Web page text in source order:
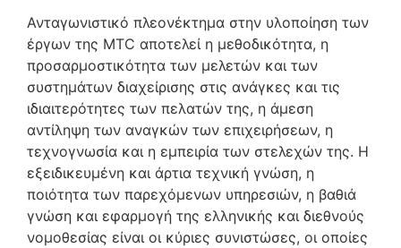
Ανταγωνιστικό πλεονέκτημα στην υλοποίηση των
έργων της MTC αποτελεί η μεθοδικότητα, η
προσαρμοστικότητα των μελετών και των
συστημάτων διαχείρισης στις ανάγκες και τις
ιδιαιτερότητες των πελατών της, η άμεση
αντίληψη των αναγκών των επιχειρήσεων, η
τεχνογνωσία και η εμπειρία των στελεχών της. Η
εξειδικευμένη και άρτια τεχνική γνώση, η
ποιότητα των παρεχόμενων υπηρεσιών, η βαθιά
γνώση και εφαρμογή της ελληνικής και διεθνούς
νομοθεσίας είναι οι κύριες συνιστώσες, οι οποίες